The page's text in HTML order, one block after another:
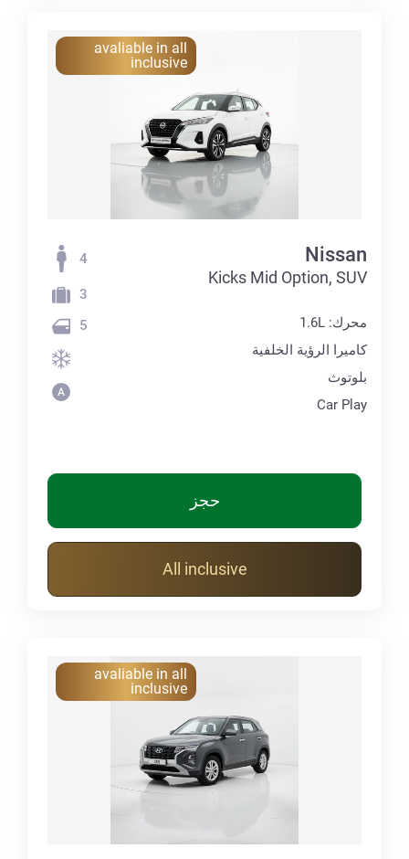
avaliable in all
inclusive
Nissan
Kicks Mid Option, SUV
محرك: 1.6L
كاميرا الرؤية الخلفية
بلوتوث
Car Play
4
3
5
حجز
All inclusive
avaliable in all
inclusive